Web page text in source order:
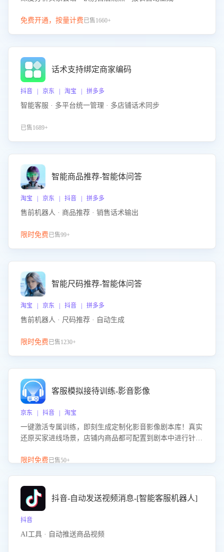
免费开通，按量计费已售1660+
话术支持绑定商家编码
抖音 | 京东 | 淘宝 | 拼多多
智能客服 · 多平台统一管理 · 多店铺话术同步
已售1689+
智能商品推荐-智能体问答
淘宝 | 京东 | 抖音 | 拼多多
售前机器人 · 商品推荐 · 销售话术输出
限时免费已售99+
智能尺码推荐-智能体问答
淘宝 | 京东 | 抖音 | 拼多多
售前机器人 · 尺码推荐 · 自动生成
限时免费已售1230+
客服模拟接待训练-影音影像
京东 | 抖音 | 淘宝
一键激活专属训练，即刻生成定制化影音影像剧本库！真实
还原买家进线场景，店铺内商品都可配置到剧本中进行针对
击 “立即开通”，快速获取影音影像类目剧本，一键开启客服
限时免费已售50+
抖音-自动发送视频消息-[智能客服机器人]
抖音
AI工具 · 自动推送商品视频